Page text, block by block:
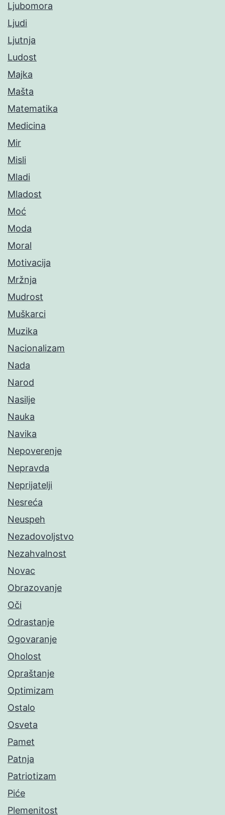
Ljubomora
Ljudi
Ljutnja
Ludost
Majka
Mašta
Matematika
Medicina
Mir
Misli
Mladi
Mladost
Moć
Moda
Moral
Motivacija
Mržnja
Mudrost
Muškarci
Muzika
Nacionalizam
Nada
Narod
Nasilje
Nauka
Navika
Nepoverenje
Nepravda
Neprijatelji
Nesreća
Neuspeh
Nezadovoljstvo
Nezahvalnost
Novac
Obrazovanje
Oči
Odrastanje
Ogovaranje
Oholost
Opraštanje
Optimizam
Ostalo
Osveta
Pamet
Patnja
Patriotizam
Piće
Plemenitost